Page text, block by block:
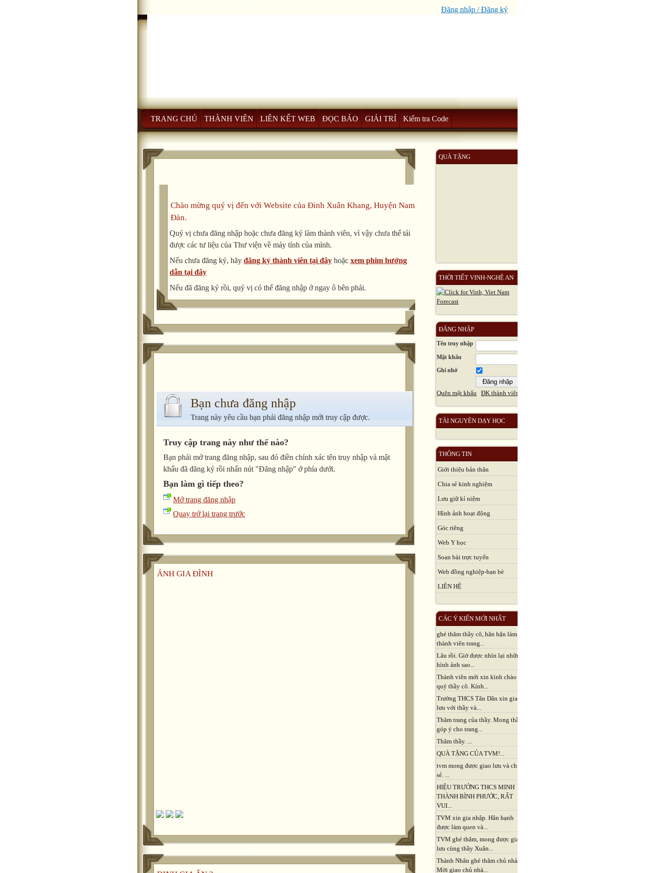
Đăng nhập / Đăng ký
TRANG CHỦ THÀNH VIÊN LIÊN KẾT WEB ĐỌC BÁO GIẢI TRÍ Kiểm tra Code
QUÀ TẶNG
THỜI TIẾT VINH-NGHỆ AN
ĐĂNG NHẬP
Tên truy nhập
Mật khẩu
Ghi nhớ
Quên mật khẩu ĐK thành viên
TÀI NGUYÊN DẠY HỌC
THÔNG TIN
Giới thiệu bản thân
Chia sẻ kinh nghiệm
Lưu giữ kỉ niệm
Hình ảnh hoạt động
Góc riêng
Web Y học
Soạn bài trực tuyến
Web đồng nghiệp-bạn bè
LIÊN HỆ
CÁC Ý KIẾN MỚI NHẤT
ghé thăm thầy cô, hân hận làm
thành viên trang...
Lâu rồi. Giờ được nhìn lại những
hình ảnh sao...
Thành viên mới xin kình chào
quý thầy cô. Kính...
Trường THCS Tân Dân xin giao
lưu với thầy và...
Thăm trang của thầy. Mong thầy
góp ý cho trang...
Thăm thầy. ...
QUÀ TẶNG CỦA TVM!...
tvm mong được giao lưu và chia
sẻ. ...
HIỆU TRƯỞNG THCS MINH
THÀNH BÌNH PHƯỚC, RẤT
VUI...
TVM xin gia nhập. Hân hạnh
được làm quen và...
TVM ghé thăm, mong được giao
lưu cùng thầy Xuân...
Thành Nhân ghé thăm chủ nhà,
Mời giao chủ nhà...
Chào mừng quý vị đến với Website của Đinh Xuân Khang, Huyện Nam
Đàn.
Quý vị chưa đăng nhập hoặc chưa đăng ký làm thành viên, vì vậy chưa thể tải
được các tư liệu của Thư viện về máy tính của mình.
Nếu chưa đăng ký, hãy đăng ký thành viên tại đây hoặc xem phim hướng
dẫn tại đây
Nếu đã đăng ký rồi, quý vị có thể đăng nhập ở ngay ô bên phải.
Bạn chưa đăng nhập
Trang này yêu cầu bạn phải đăng nhập mới truy cập được.
Truy cập trang này như thế nào?
Bạn phải mở trang đăng nhập, sau đó điền chính xác tên truy nhập và mật
khẩu đã đăng ký rồi nhấn nút "Đăng nhập" ở phía dưới.
Bạn làm gì tiếp theo?
Mở trang đăng nhập
Quay trở lại trang trước
ẢNH GIA ĐÌNH